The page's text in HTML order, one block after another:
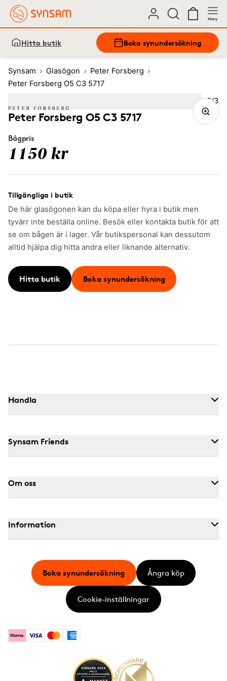
Meny
Hitta butik Boka synundersökning
Synsam Glasögon
Peter Forsberg
Peter Forsberg O5 C3 5717
Peter Forsberg O5 C3 5717
Bågpris
1150 kr
Tillgängliga i butik
De här glasögonen kan du köpa eller hyra i butik men
tyvärr inte beställa online. Besök eller kontakta butik för att
se om bågen är i lager. Vår butikspersonal kan dessutom
alltid hjälpa dig hitta andra eller liknande alternativ.
Hitta butik Boka synundersökning
Bild
2/3
Image1 3
Handla
Synsam Friends
Om oss
Information
KlarnaVisa MastercardAmerican Express
Boka synundersökning Ångra köp
Cookie-inställningar